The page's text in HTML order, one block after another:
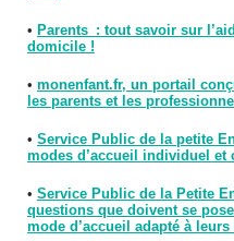
• Parents : tout savoir sur
domicile !
• monenfant.fr, un portail
les parents et les
• Service Public de la petite
modes d’accueil individuel et
• Service Public de la Petite
questions que doivent se
mode d’accueil adapté à